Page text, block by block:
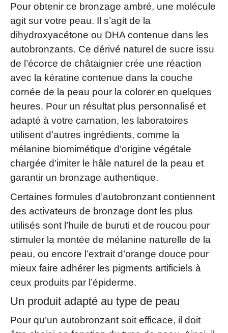
Pour obtenir ce bronzage ambré, une molécule
agit sur votre peau. Il s’agit de la
dihydroxyacétone ou DHA contenue dans les
autobronzants. Ce dérivé naturel de sucre issu
de l’écorce de châtaignier crée une réaction
avec la kératine contenue dans la couche
cornée de la peau pour la colorer en quelques
heures. Pour un résultat plus personnalisé et
adapté à votre carnation, les laboratoires
utilisent d’autres ingrédients, comme la
mélanine biomimétique d’origine végétale
chargée d’imiter le hâle naturel de la peau et
garantir un bronzage authentique.
Certaines formules d’autobronzant contiennent
des activateurs de bronzage dont les plus
utilisés sont l’huile de buruti et de roucou pour
stimuler la montée de mélanine naturelle de la
peau, ou encore l’extrait d’orange douce pour
mieux faire adhérer les pigments artificiels à
ceux produits par l’épiderme.
Un produit adapté au type de peau
Pour qu’un autobronzant soit efficace, il doit